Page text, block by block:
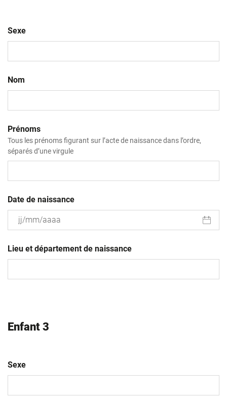
Sexe
Nom
Prénoms
Tous les prénoms figurant sur l’acte de naissance dans l’ordre,
séparés d’une virgule
Date de naissance
slash
MM
Lieu et département de naissance
Enfant 3
Sexe